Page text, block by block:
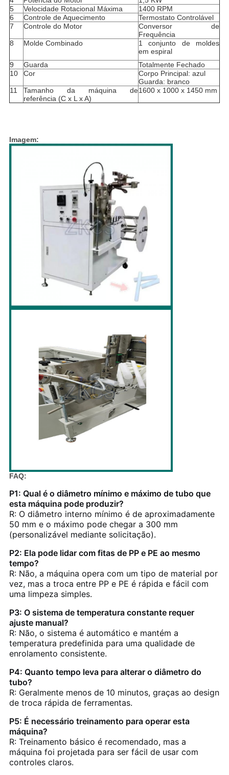
5
Velocidade Rotacional Máxima
1400 RPM
6
Controle de Aquecimento
Termostato Controlável
7
Controle do Motor
Conversor de
Frequência
8
Molde Combinado
1 conjunto de moldes
em espiral
9
Guarda
Totalmente Fechado
10
Cor
Corpo Principal: azul
Guarda: branco
11
Tamanho da máquina de
referência (C x L x A)
1600 x 1000 x 1450 mm
Imagem:
FAQ:
P1: Qual é o diâmetro mínimo e máximo de tubo que
esta máquina pode produzir?
R: O diâmetro interno mínimo é de aproximadamente
50 mm e o máximo pode chegar a 300 mm
(personalizável mediante solicitação).
P2: Ela pode lidar com fitas de PP e PE ao mesmo
tempo?
R: Não, a máquina opera com um tipo de material por
vez, mas a troca entre PP e PE é rápida e fácil com
uma limpeza simples.
P3: O sistema de temperatura constante requer
ajuste manual?
R: Não, o sistema é automático e mantém a
temperatura predefinida para uma qualidade de
enrolamento consistente.
P4: Quanto tempo leva para alterar o diâmetro do
tubo?
R: Geralmente menos de 10 minutos, graças ao design
de troca rápida de ferramentas.
P5: É necessário treinamento para operar esta
máquina?
R: Treinamento básico é recomendado, mas a
máquina foi projetada para ser fácil de usar com
controles claros.